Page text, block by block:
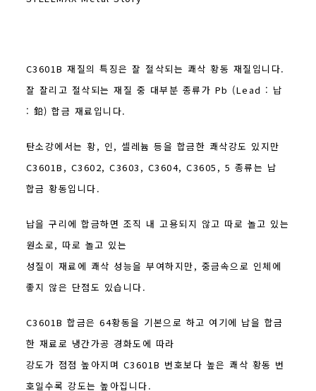
C3601B 재질의 특징은 잘 절삭되는 쾌삭 황동 재질입니다.
잘 잘리고 절삭되는 재질 중 대부분 종류가 Pb (Lead : 납
: 鉛) 합금 재료입니다.
탄소강에서는 황, 인, 셀레늄 등을 합금한 쾌삭강도 있지만
C3601B, C3602, C3603, C3604, C3605, 5 종류는 납
합금 황동입니다.
납을 구리에 합금하면 조직 내 고용되지 않고 따로 놀고 있는
원소로, 따로 놀고 있는
성질이 재료에 쾌삭 성능을 부여하지만, 중금속으로 인체에
좋지 않은 단점도 있습니다.
C3601B 합금은 64황동을 기본으로 하고 여기에 납을 합금
한 재료로 냉간가공 경화도에 따라
강도가 점점 높아지며 C3601B 번호보다 높은 쾌삭 황동 번
호일수록 강도는 높아집니다.